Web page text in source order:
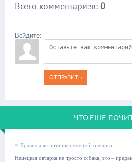
Всего комментариев: 0
Войдите:
ОТПРАВИТЬ
ЧТО ЕЩЕ
Правильное питание немецкой овчарки
Немецкая овчарка не просто собака, это –